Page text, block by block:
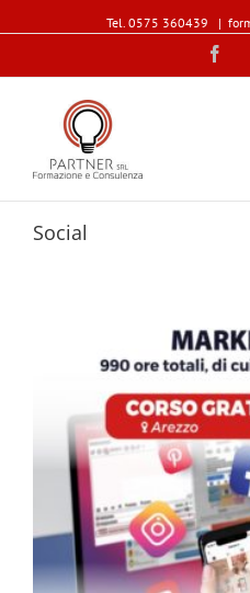
Tel. 0575 360439 |
Social